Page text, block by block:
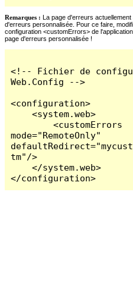
Remarques : La page d'erreurs
d'erreurs personnalisée. Pour ce faire,
configuration <customErrors> de
page d'erreurs personnalisée !
<!-- Fichier de
Web.Config -->
<configuration>
    <system.web>
        <customErrors
mode="RemoteOnly"
tm"/>
    </system.web>
</configuration>